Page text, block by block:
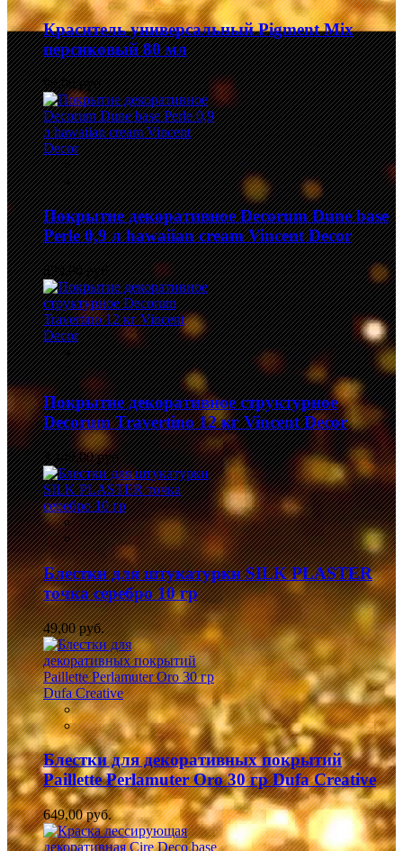
Краситель универсальный Pigment Mix
персиковый 80 мл
99,00 руб.
Покрытие декоративное Decorum Dune base
Perle 0,9 л hawaiian cream Vincent Decor
839,00 руб.
Покрытие декоративное структурное
Decorum Travertino 12 кг Vincent Decor
3 149,00 руб.
Блестки для штукатурки SILK PLASTER
точка серебро 10 гр
49,00 руб.
Блестки для декоративных покрытий
Paillette Perlamuter Oro 30 гр Dufa Creative
649,00 руб.